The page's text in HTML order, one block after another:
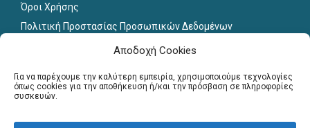
Αποδοχή Cookies
Για να παρέχουμε την καλύτερη εμπειρία, χρησιμοποιούμε τεχνολογίες
όπως cookies για την αποθήκευση ή/και την πρόσβαση σε πληροφορίες
συσκευών.
Όροι Χρήσης
Πολιτική Προστασίας Προσωπικών Δεδομένων
Για εκπαιδευτικούς
Εγγραφή